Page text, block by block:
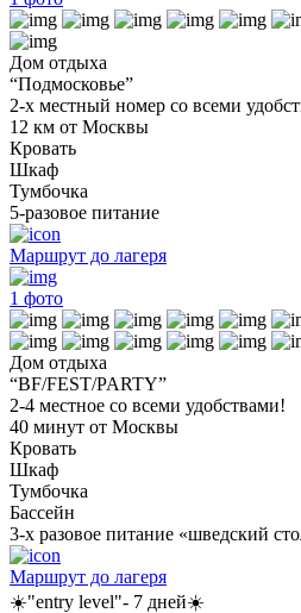
Дом отдыха
“Подмосковье”
2-х местный номер со всеми
12 км от Москвы
Кровать
Шкаф
Тумбочка
5-разовое питание
Маршрут до лагеря
1 фото
Дом отдыха
“BF/FEST/PARTY”
2-4 местное со всеми удобствами!
40 минут от Москвы
Кровать
Шкаф
Тумбочка
Бассейн
3-х разовое питание «шведский
Маршрут до лагеря
☀️"entry level"- 7 дней☀️